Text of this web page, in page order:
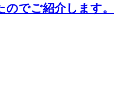
でご紹介します。